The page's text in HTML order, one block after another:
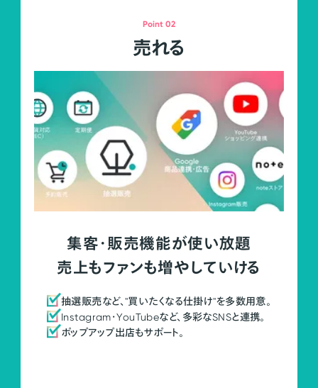
Point 02
売れる
集客・販売機能が使い放題
売上もファンも増やしていける
抽選販売など、"買いたくなる仕掛け"を多数用意。
Instagram・YouTubeなど、多彩なSNSと連携。
ポップアップ出店もサポート。